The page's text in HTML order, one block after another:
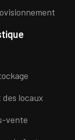
des locaux
vente